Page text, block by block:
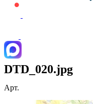
DTD_020.jpg
Арт.